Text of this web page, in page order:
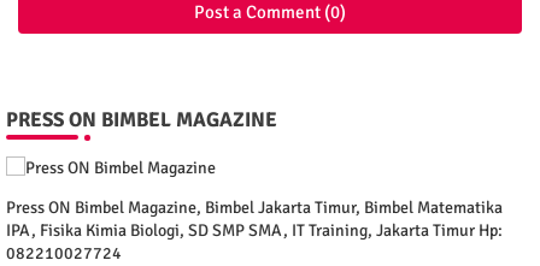
Post a Comment (0)
PRESS ON BIMBEL MAGAZINE
Press ON Bimbel Magazine, Bimbel Jakarta Timur, Bimbel Matematika
IPA, Fisika Kimia Biologi, SD SMP SMA, IT Training, Jakarta Timur Hp:
082210027724